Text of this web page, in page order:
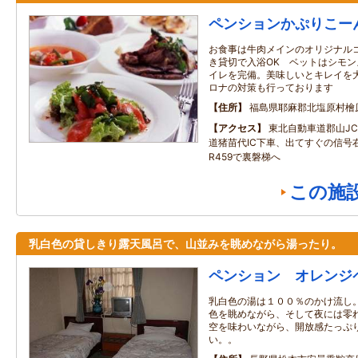
ペンションかぷりこー
お食事は牛肉メインのオリジナル
き貸切で入浴OK ベットはシモ
イレを完備。美味しいとキレイを
ロナの対策も行っております
住所
福島県耶麻郡北塩原村
アクセス
東北自動車道郡山
道猪苗代IC下車、出てすぐの信号
R459で裏磐梯へ
この施
乳白色の貸しきり露天風呂で、山並みを眺めながら湯ったり。
ペンション オレンジ
乳白色の湯は１００％のかけ流し
色を眺めながら、そして夜には零
空を味わいながら、開放感たっぷ
い。。